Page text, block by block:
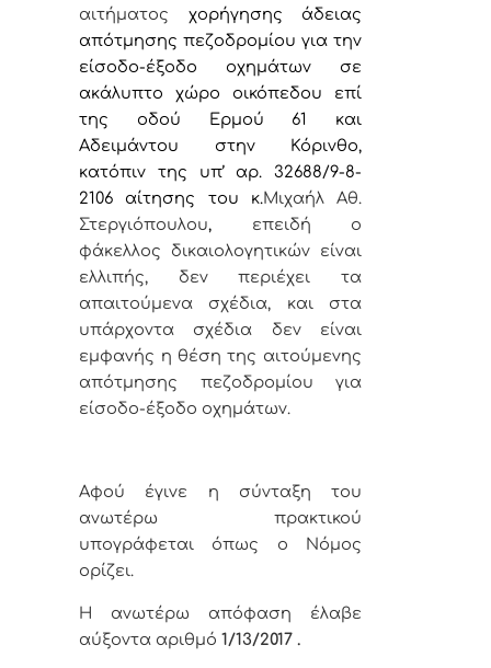
αιτήματος χορήγησης άδειας
απότμησης πεζοδρομίου για την
είσοδο-έξοδο οχημάτων σε
ακάλυπτο χώρο οικόπεδου επί
της οδού Ερμού 61 και
Αδειμάντου στην Κόρινθο,
κατόπιν της υπ’ αρ. 32688/9-8-
2106 αίτησης του κ.Μιχαήλ Αθ.
Στεργιόπουλου, επειδή ο
φάκελλος δικαιολογητικών είναι
ελλιπής, δεν περιέχει τα
απαιτούμενα σχέδια, και στα
υπάρχοντα σχέδια δεν είναι
εμφανής η θέση της αιτούμενης
απότμησης πεζοδρομίου για
είσοδο-έξοδο οχημάτων.
Αφού έγινε η σύνταξη του
ανωτέρω πρακτικού
υπογράφεται όπως ο Νόμος
ορίζει.
Η ανωτέρω απόφαση έλαβε
αύξοντα αριθμό 1/13/2017 .